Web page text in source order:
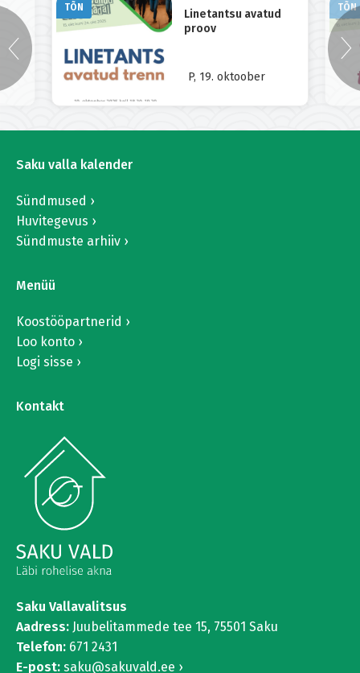
TÕN
Linetantsu avatud
proov
P, 19. oktoober
TÕN
Saku valla kalender
Sündmused
Huvitegevus
Sündmuste arhiiv
Menüü
Koostööpartnerid
Loo konto
Logi sisse
Kontakt
Saku Vallavalitsus
Aadress: Juubelitammede tee 15, 75501 Saku
Telefon: 671 2431
E-post: saku@sakuvald.ee